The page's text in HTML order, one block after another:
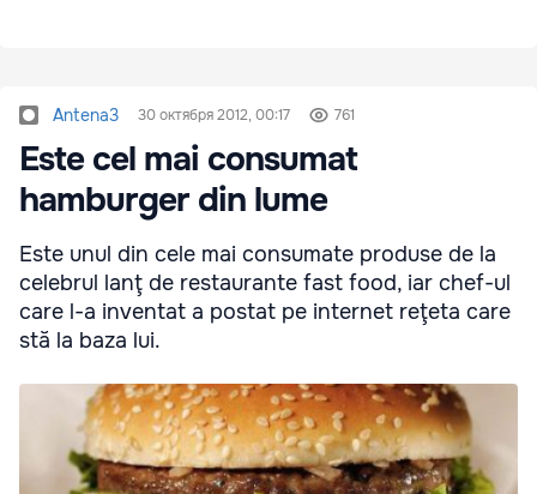
Antena3 30 октября 2012, 00:17 761
Este cel mai consumat
hamburger din lume
Este unul din cele mai consumate produse de la
celebrul lanţ de restaurante fast food, iar chef-ul
care l-a inventat a postat pe internet reţeta care
stă la baza lui.